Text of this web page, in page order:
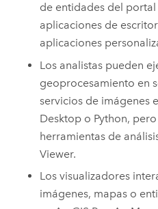
de entidades del
aplicaciones de
aplicaciones
Los analistas pueden
geoprocesamiento en
servicios de imágenes
Desktop o Python,
herramientas de
Viewer.
Los visualizadores
imágenes, mapas o